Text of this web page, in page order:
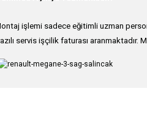
işlemi sadece eğitimli uzman
servis işçilik faturası aranmaktadır.
noktaları öneri formunu kullanarak